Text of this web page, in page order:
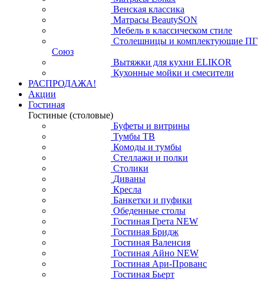
Венская классика
Матрасы BeautySON
Мебель в классическом стиле
Столешницы и комплектующие ПГ
Союз
Вытяжки для кухни ELIKOR
Кухонные мойки и смесители
РАСПРОДАЖА!
Акции
Гостиная
Гостиные (столовые)
Буфеты и витрины
Тумбы ТВ
Комоды и тумбы
Стеллажи и полки
Столики
Диваны
Кресла
Банкетки и пуфики
Обеденные столы
Гостиная Грета NEW
Гостиная Бридж
Гостиная Валенсия
Гостиная Айно NEW
Гостиная Ари-Прованс
Гостиная Бьерт